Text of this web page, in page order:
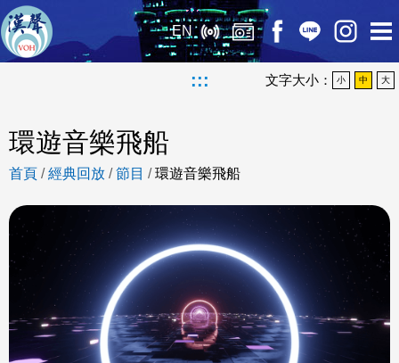
EN
::: 文字大小： 小 中 大
環遊音樂飛船
首頁 /經典回放 /節目 /環遊音樂飛船